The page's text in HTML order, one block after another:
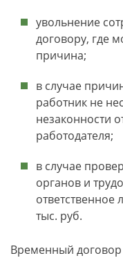
увольнение
договору, где
причина;
в случае
работник не
незаконности
работодателя;
в случае
органов и
ответственное
тыс. руб.
Временный